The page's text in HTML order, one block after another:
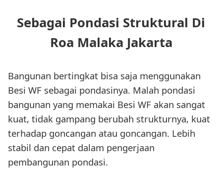
Sebagai Pondasi Struktural Di
Roa Malaka Jakarta
Bangunan bertingkat bisa saja menggunakan
Besi WF sebagai pondasinya. Malah pondasi
bangunan yang memakai Besi WF akan sangat
kuat, tidak gampang berubah strukturnya, kuat
terhadap goncangan atau goncangan. Lebih
stabil dan cepat dalam pengerjaan
pembangunan pondasi.